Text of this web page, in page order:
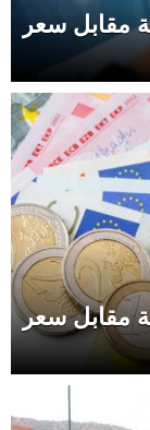
مقابل سعر
مقابل سعر